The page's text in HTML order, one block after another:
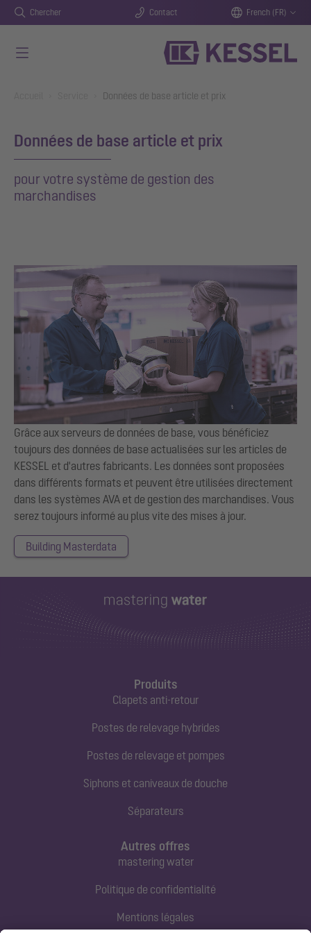
Chercher Contact French (FR)
Données de base article et prix
Données de base article et prix
pour votre système de gestion des
marchandises
Grâce aux serveurs de données de base, vous bénéficiez
toujours des données de base actualisées sur les articles de
KESSEL et d'autres fabricants. Les données sont proposées
dans différents formats et peuvent être utilisées directement
dans les systèmes AVA et de gestion des marchandises. Vous
serez toujours informé au plus vite des mises à jour.
Building Masterdata
Produits
Clapets anti-retour
Postes de relevage hybrides
Postes de relevage et pompes
Siphons et caniveaux de douche
Séparateurs
Autres offres
mastering water
Politique de confidentialité
Mentions légales